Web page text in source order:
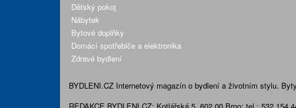
Dětský pokoj
Nábytek
Bytové doplňky
Domácí spotřebiče a elektronika
Zdravé bydlení
BYDLENI.CZ Internetový magazín o bydlení a životním stylu.